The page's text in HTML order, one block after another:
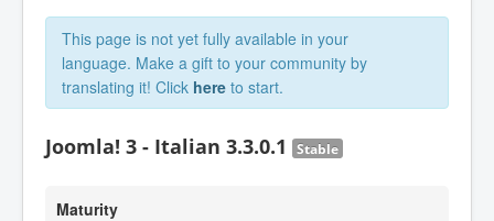
This page is not yet fully available in your
language. Make a gift to your community by
translating it! Click here to start.
Joomla! 3 - Italian 3.3.0.1 Stable
Maturity